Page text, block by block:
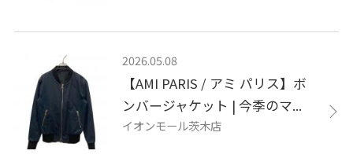
2026.05.08
【AMI PARIS / アミ パリス】ボ
ンバージャケット | 今季のマ...
イオンモール茨木店